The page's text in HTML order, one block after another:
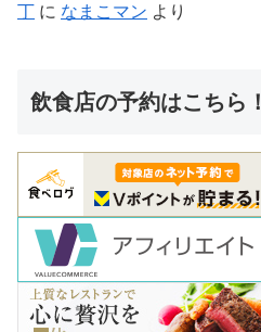
丁 に なまこマン より
飲食店の予約はこちら！